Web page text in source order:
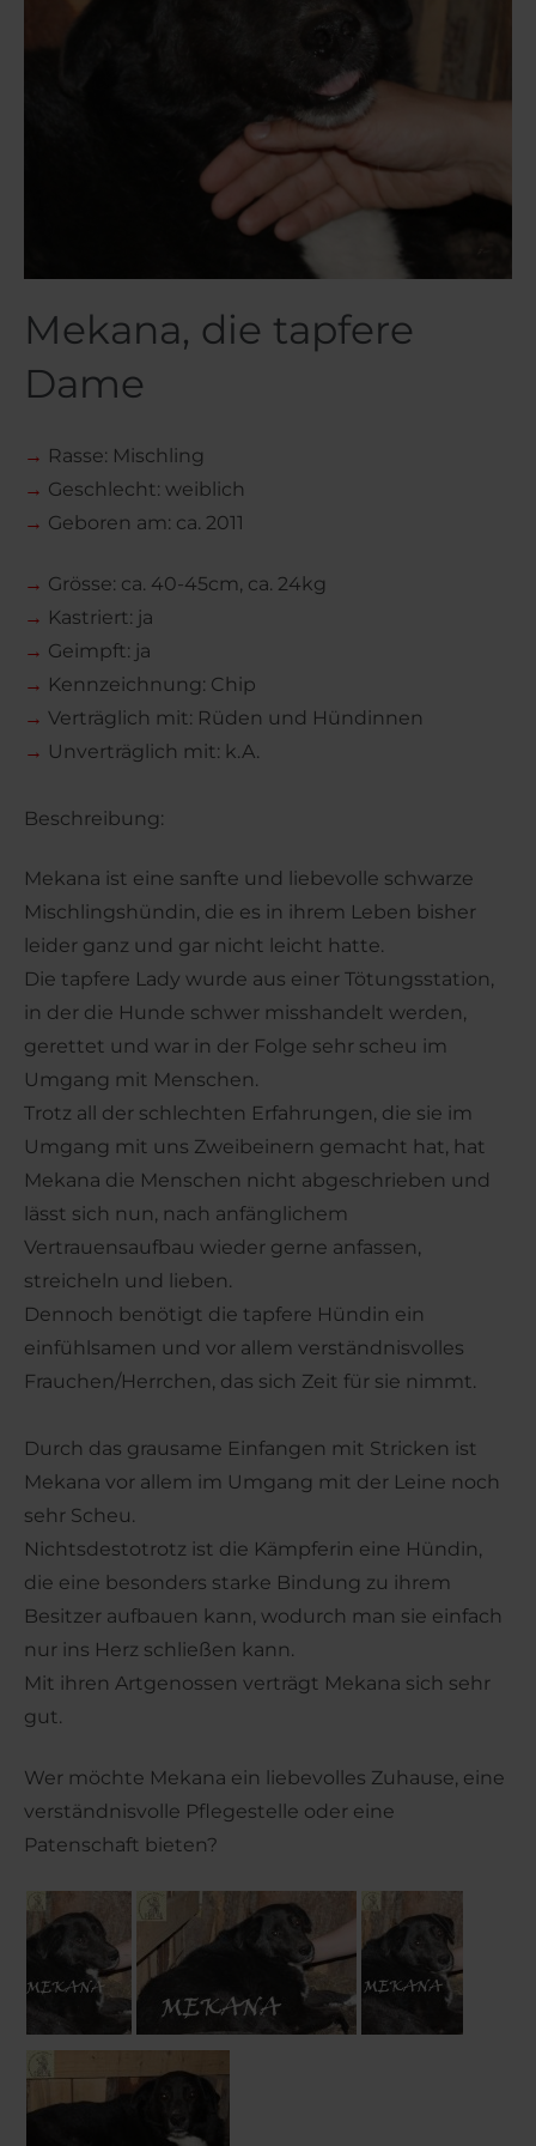
Mekana, die tapfere
Dame
→ Rasse: Mischling
→ Geschlecht: weiblich
→ Geboren am: ca. 2011
→ Grösse: ca. 40-45cm, ca. 24kg
→ Kastriert: ja
→ Geimpft: ja
→ Kennzeichnung: Chip
→ Verträglich mit: Rüden und Hündinnen
→ Unverträglich mit: k.A.
Beschreibung:
Mekana ist eine sanfte und liebevolle schwarze
Mischlingshündin, die es in ihrem Leben bisher
leider ganz und gar nicht leicht hatte.
Die tapfere Lady wurde aus einer Tötungsstation,
in der die Hunde schwer misshandelt werden,
gerettet und war in der Folge sehr scheu im
Umgang mit Menschen.
Trotz all der schlechten Erfahrungen, die sie im
Umgang mit uns Zweibeinern gemacht hat, hat
Mekana die Menschen nicht abgeschrieben und
lässt sich nun, nach anfänglichem
Vertrauensaufbau wieder gerne anfassen,
streicheln und lieben.
Dennoch benötigt die tapfere Hündin ein
einfühlsamen und vor allem verständnisvolles
Frauchen/Herrchen, das sich Zeit für sie nimmt.
Durch das grausame Einfangen mit Stricken ist
Mekana vor allem im Umgang mit der Leine noch
sehr Scheu.
Nichtsdestotrotz ist die Kämpferin eine Hündin,
die eine besonders starke Bindung zu ihrem
Besitzer aufbauen kann, wodurch man sie einfach
nur ins Herz schließen kann.
Mit ihren Artgenossen verträgt Mekana sich sehr
gut.
Wer möchte Mekana ein liebevolles Zuhause, eine
verständnisvolle Pflegestelle oder eine
Patenschaft bieten?